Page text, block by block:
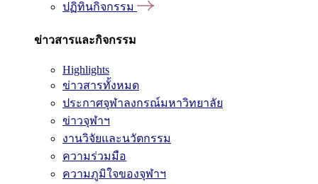
ปฏิทินกิจกรรม
ข่าวสารและกิจกรรม
Highlights
ข่าวสารทั้งหมด
ประกาศจุฬาลงกรณ์มหาวิทยาลัย
ข่าวจุฬาฯ
งานวิจัยและนวัตกรรม
ความร่วมมือ
ความภูมิใจของจุฬาฯ